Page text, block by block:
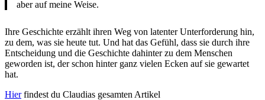
aber auf meine Weise.
Ihre Geschichte erzählt ihren Weg von latenter Unterforderung hin,
zu dem, was sie heute tut. Und hat das Gefühl, dass sie durch ihre
Entscheidung und die Geschichte dahinter zu dem Menschen
geworden ist, der schon hinter ganz vielen Ecken auf sie gewartet
hat.
Hierfindest du Claudias gesamten Artikel